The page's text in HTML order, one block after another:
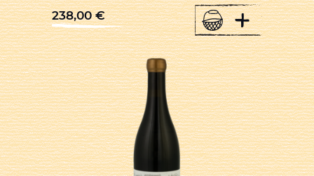
238,00€ +